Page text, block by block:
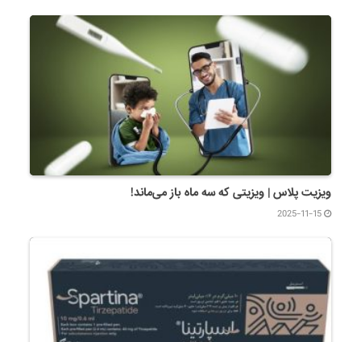
ویزیت پلاس | ویزیتی که سه ماه باز می‌ماند!
2025-11-15